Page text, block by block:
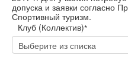
допуска и заявки согласно
Спортивный туризм.
Клуб (Коллектив)*